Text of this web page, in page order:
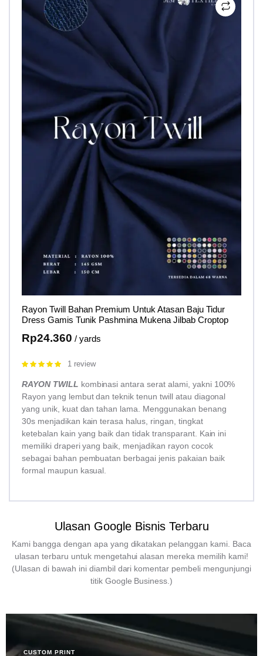
Rayon Twill Bahan Premium Untuk Atasan Baju Tidur
Dress Gamis Tunik Pashmina Mukena Jilbab Croptop
Rp24.360 / yards
Rated
1 review
RAYON TWILL kombinasi antara serat alami, yakni 100%
Rayon yang lembut dan teknik tenun twill atau diagonal
yang unik, kuat dan tahan lama. Menggunakan benang
30s menjadikan kain terasa halus, ringan, tingkat
ketebalan kain yang baik dan tidak transparant. Kain ini
memiliki draperi yang baik, menjadikan rayon cocok
sebagai bahan pembuatan berbagai jenis pakaian baik
formal maupun kasual.
Ulasan Google Bisnis Terbaru
Kami bangga dengan apa yang dikatakan pelanggan kami. Baca
ulasan terbaru untuk mengetahui alasan mereka memilih kami!
(Ulasan di bawah ini diambil dari komentar pembeli mengunjungi
titik Google Business.)
CUSTOM PRINT